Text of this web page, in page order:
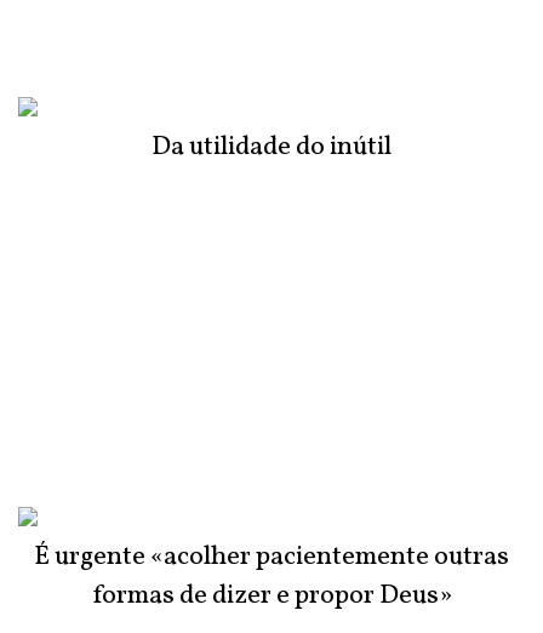
Da utilidade do inútil
É urgente «acolher pacientemente outras
formas de dizer e propor Deus»